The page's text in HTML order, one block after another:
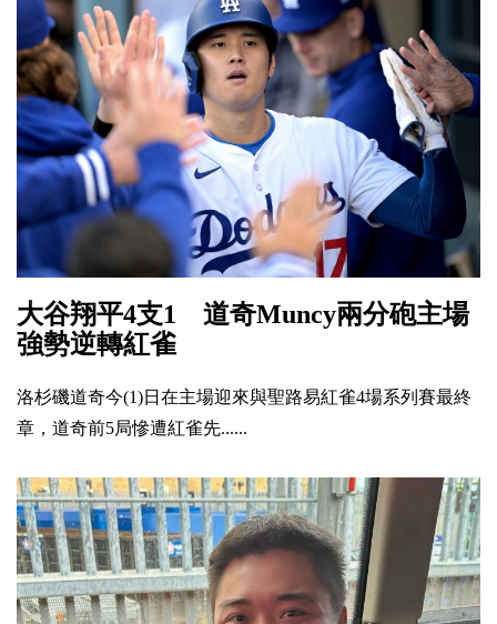
大谷翔平4支1 道奇Muncy兩分砲主場
強勢逆轉紅雀
洛杉磯道奇今(1)日在主場迎來與聖路易紅雀4場系列賽最終
章，道奇前5局慘遭紅雀先......